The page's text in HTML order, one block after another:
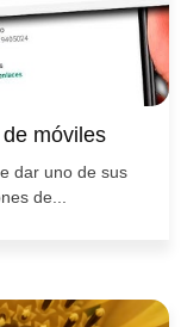
móviles
dar uno de sus
de...